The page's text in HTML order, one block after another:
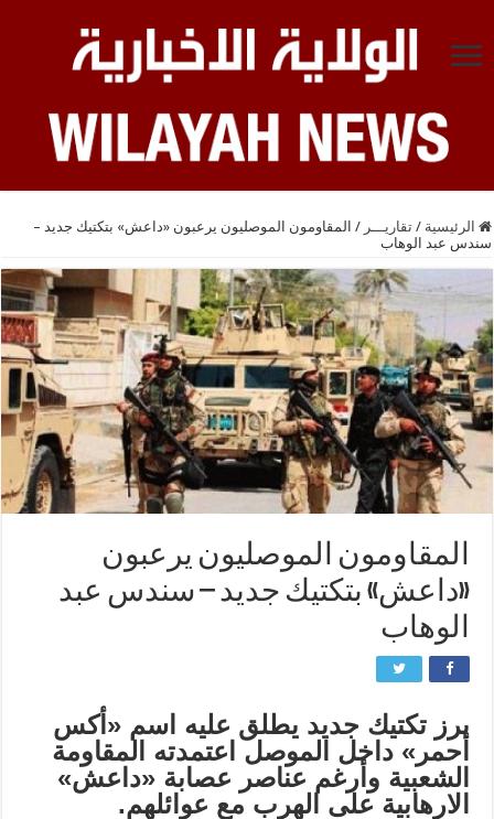
الرئيسية / تقاريـــر / المقاومون الموصليون يرعبون «داعش» بتكتيك جديد –
سندس عبد الوهاب
المقاومون الموصليون يرعبون
«داعش» بتكتيك جديد – سندس عبد
الوهاب
برز تكتيك جديد يطلق عليه اسم «أكس
أحمر» داخل الموصل اعتمدته المقاومة
الشعبية وأرغم عناصر عصابة «داعش»
الارهابية على الهرب مع عوائلهم.